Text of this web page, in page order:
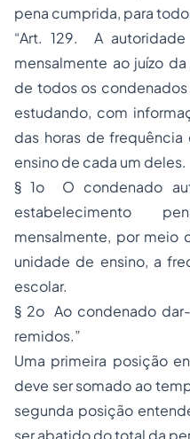
pena cumprida, para
“Art. 129. A autoridade
mensalmente ao juízo
de todos os
estudando, com
das horas de
ensino de cada um deles.
§ 1o O condenado
estabelecimento
mensalmente, por meio
unidade de ensino, a
escolar.
§ 2o Ao condenado
remidos.”
Uma primeira posição
deve ser somado ao
segunda posição
ser abatido do total da